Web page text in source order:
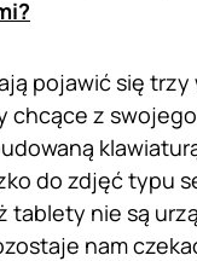
pojawić się
chcące z
do zdjęć typu
tablety nie są
nam